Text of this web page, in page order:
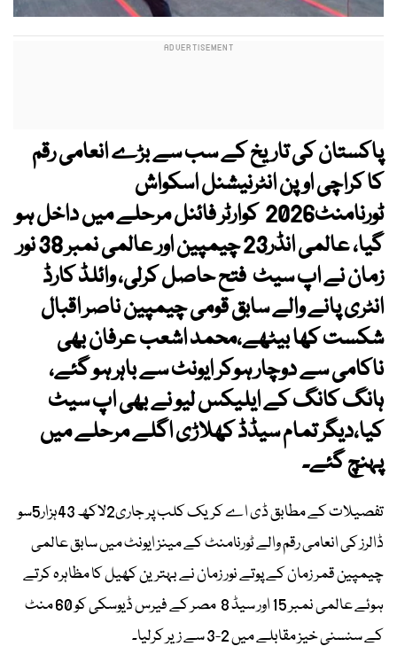
پاکستان کی تاریخ کے سب سے بڑے انعامی رقم
کا کراچی اوپن انٹرنیشنل اسکواش
ٹورنامنٹ2026 کوارٹر فائنل مرحلے میں داخل ہو
گیا، عالمی انڈر23 چیمپین اور عالمی نمبر 38 نور
زمان نے اپ سیٹ فتح حاصل کرلی، وائلڈ کارڈ
انٹری پانے والے سابق قومی چیمپین ناصر اقبال
شکست کھا بیٹھے،محمد اشعب عرفان بھی
ناکامی سے دوچار ہوکر ایونٹ سے باہر ہو گئے،
ہانگ کانگ کے ایلیکس لیو نے بھی اپ سیٹ
کیا،دیگر تمام سیڈڈ کھلاڑی اگلے مرحلے میں
پہنچ گئے۔
تفصیلات کے مطابق ڈی اے کریک کلب پر جاری2لاکھ 43ہزار5سو
ڈالرز کی انعامی رقم والے ٹورنامنٹ کے مینز ایونٹ میں سابق عالمی
چیمپین قمر زمان کے پوتے نور زمان نے بہترین کھیل کا مظاہرہ کرتے
ہوئے عالمی نمبر 15 اور سیڈ 8 مصر کے فیرس ڈیوسکی کو 60 منٹ
کے سنسنی خیز مقابلے میں 2-3 سے زیر کرلیا۔